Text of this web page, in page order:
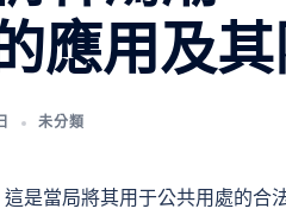
應用及
未分類
是當局將其用于公共用處的合